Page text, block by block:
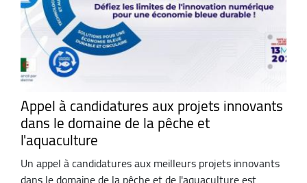
Appel à candidatures aux projets innovants
dans le domaine de la pêche et
l'aquaculture
Un appel à candidatures aux meilleurs projets innovants